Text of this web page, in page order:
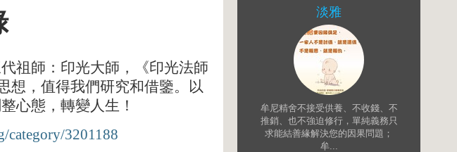
祖師：印光大師，《印光法師
想，值得我們研究和借鑒。以
心態，轉變人生！
category/3201188
淡雅
牟尼精舍不接受供養、不收錢、不
推銷、也不強迫修行，單純義務只
求能結善緣解決您的因果問題；
牟...